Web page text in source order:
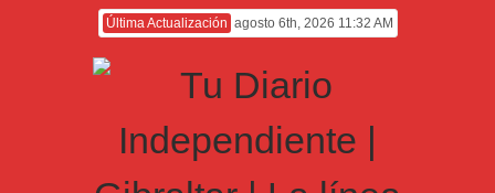
Última Actualización agosto 6th, 2026 11:32 AM